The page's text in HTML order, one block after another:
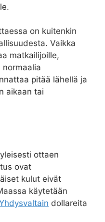
on kuitenkin
Vaikka
matkailijoille,
pitää lähellä ja
aikaan tai
ottaen
ovat
kulut eivät
käytetään
dollareita